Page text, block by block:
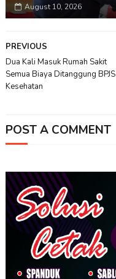
August 10, 2026
PREVIOUS
Dua Kali Masuk Rumah Sakit
Semua Biaya Ditanggung BPJS
Kesehatan
POST A COMMENT